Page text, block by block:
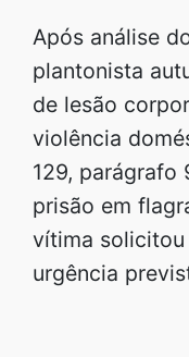
Após análise
plantonista
de lesão
violência
129, parágrafo
prisão em
vítima
urgência